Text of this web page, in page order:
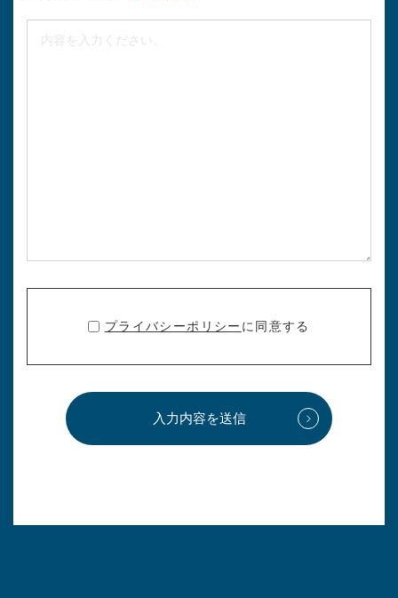
プライバシーポリシー に同意する
入力内容を送信